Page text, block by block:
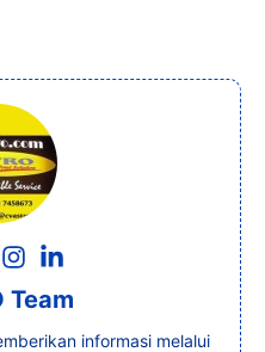
Team
informasi melalui